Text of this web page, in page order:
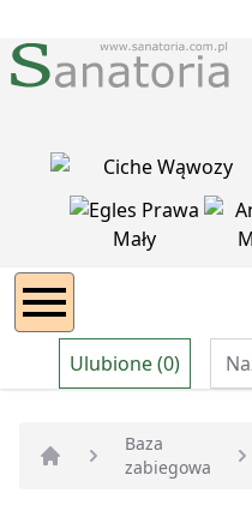
Ulubione (0)
Strona główna
Baza
zabiegowa